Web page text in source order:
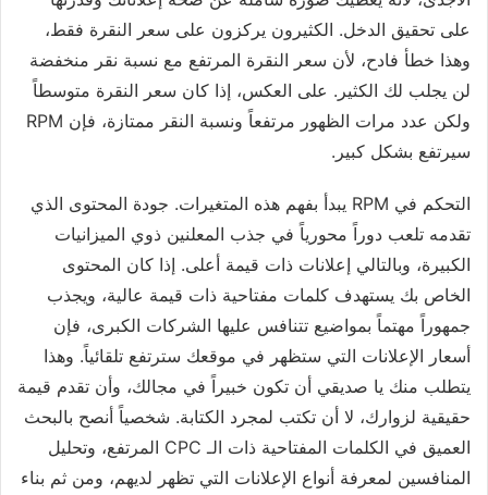
على تحقيق الدخل. الكثيرون يركزون على سعر النقرة فقط،
وهذا خطأ فادح، لأن سعر النقرة المرتفع مع نسبة نقر منخفضة
لن يجلب لك الكثير. على العكس، إذا كان سعر النقرة متوسطاً
ولكن عدد مرات الظهور مرتفعاً ونسبة النقر ممتازة، فإن RPM
سيرتفع بشكل كبير.
التحكم في RPM يبدأ بفهم هذه المتغيرات. جودة المحتوى الذي
تقدمه تلعب دوراً محورياً في جذب المعلنين ذوي الميزانيات
الكبيرة، وبالتالي إعلانات ذات قيمة أعلى. إذا كان المحتوى
الخاص بك يستهدف كلمات مفتاحية ذات قيمة عالية، ويجذب
جمهوراً مهتماً بمواضيع تتنافس عليها الشركات الكبرى، فإن
أسعار الإعلانات التي ستظهر في موقعك سترتفع تلقائياً. وهذا
يتطلب منك يا صديقي أن تكون خبيراً في مجالك، وأن تقدم قيمة
حقيقية لزوارك، لا أن تكتب لمجرد الكتابة. شخصياً أنصح بالبحث
العميق في الكلمات المفتاحية ذات الـ CPC المرتفع، وتحليل
المنافسين لمعرفة أنواع الإعلانات التي تظهر لديهم، ومن ثم بناء